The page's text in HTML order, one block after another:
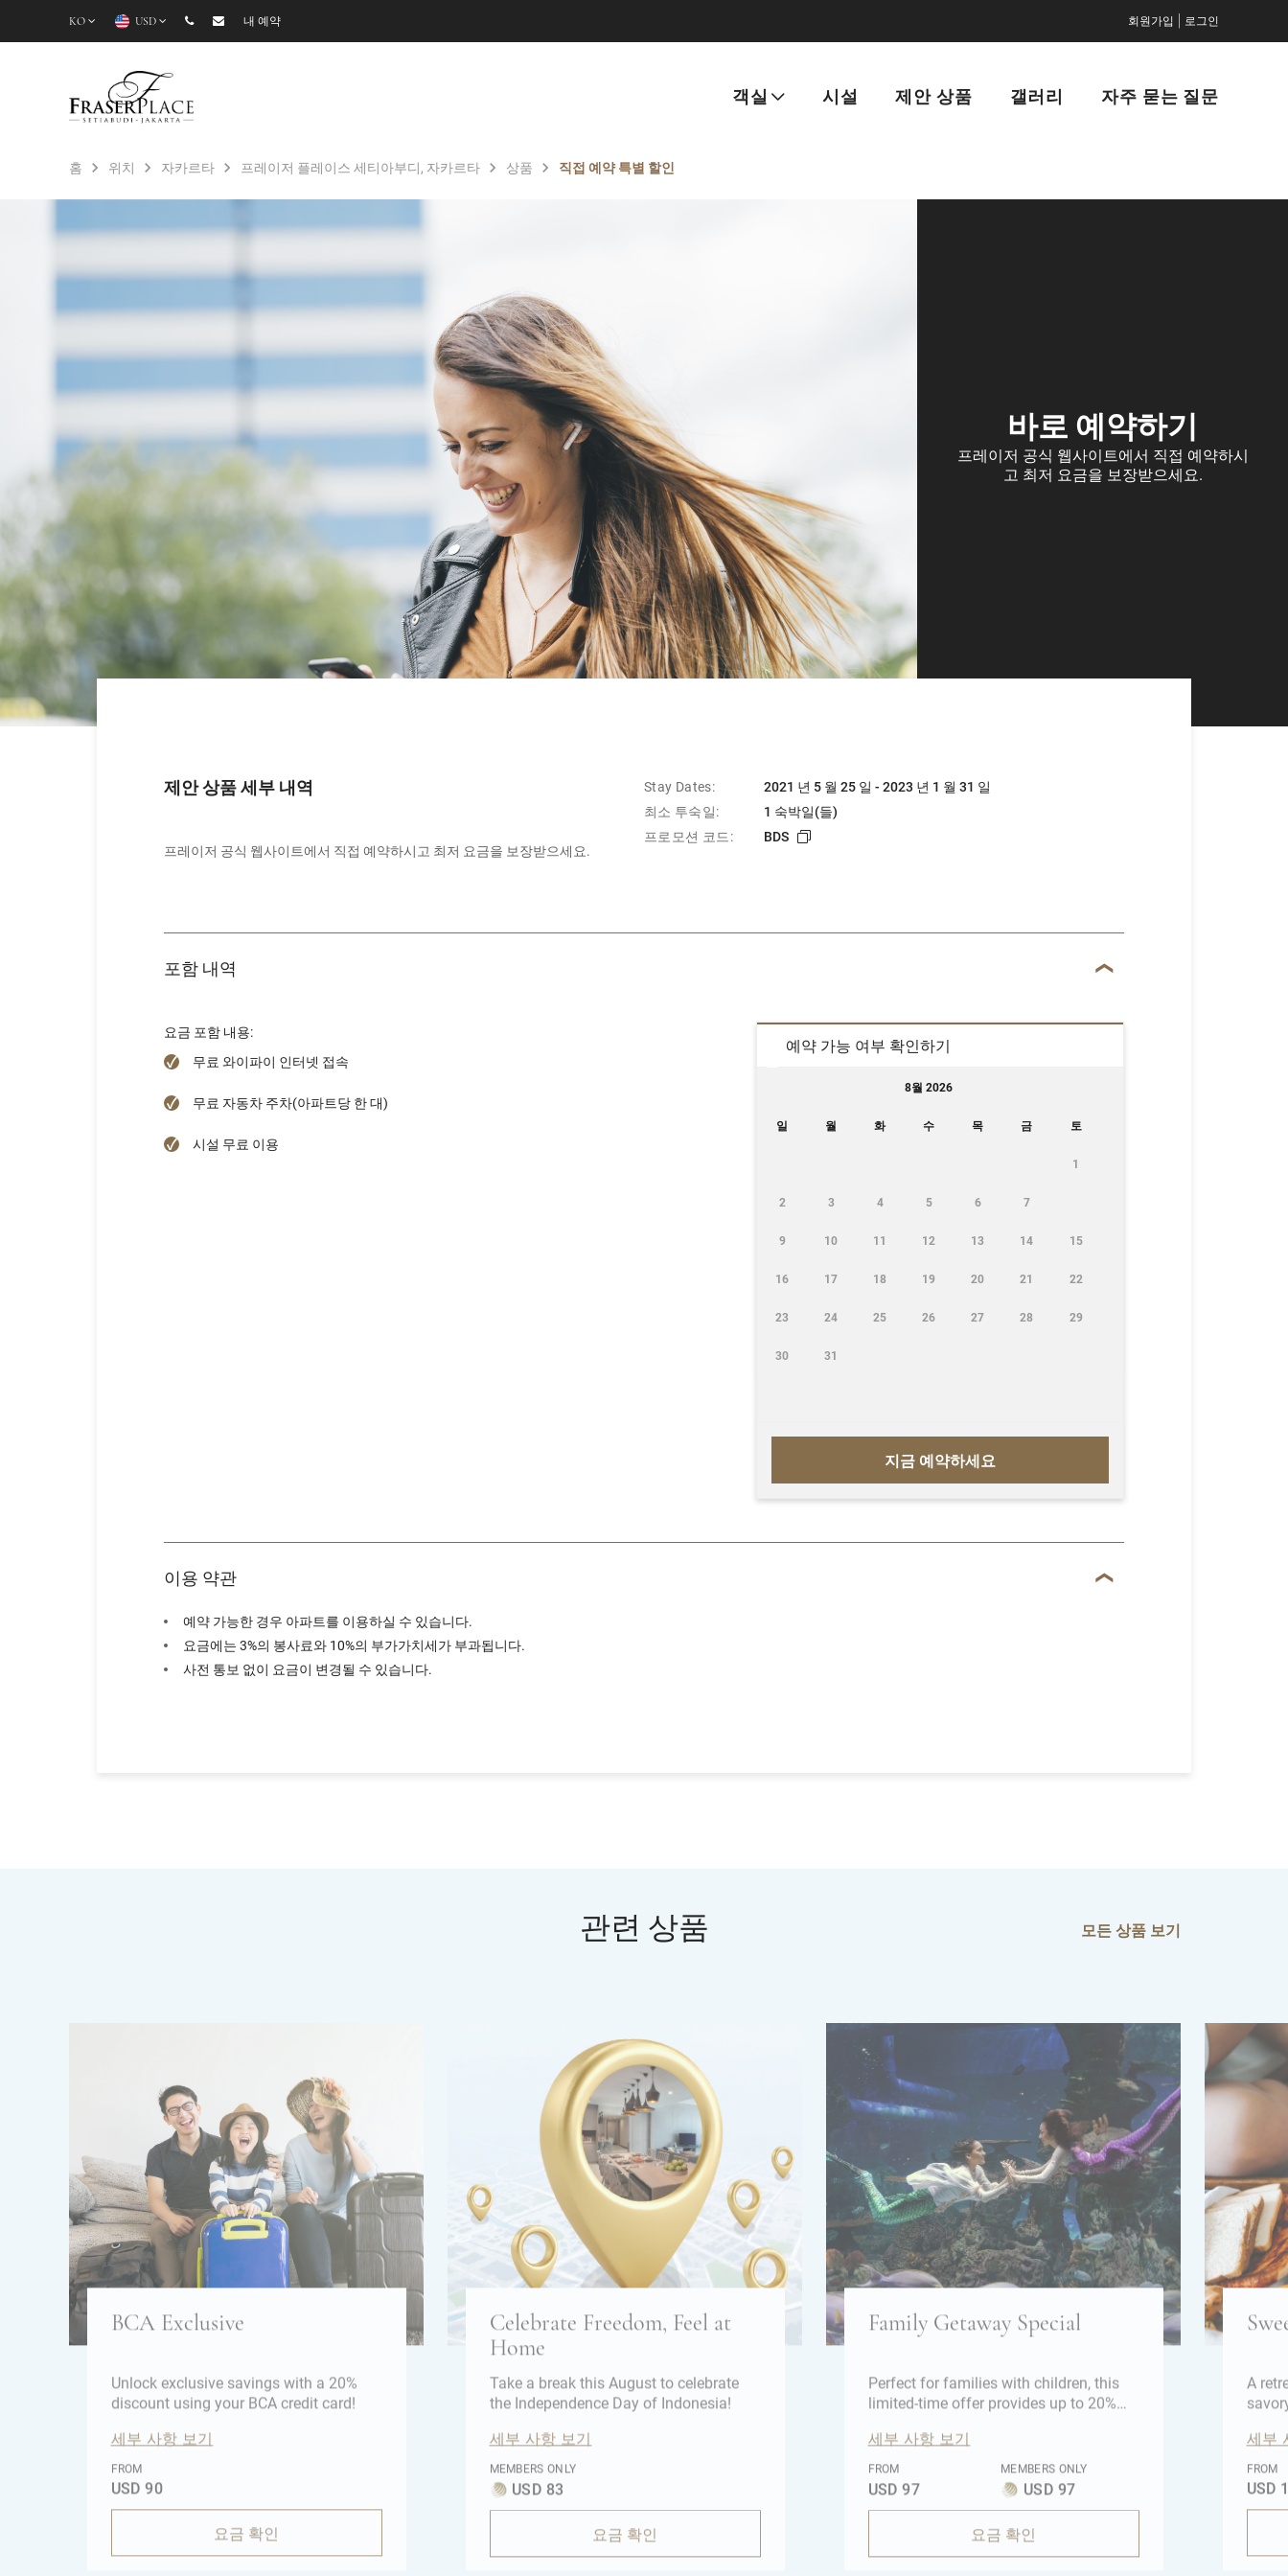
KO USD 내 예약 회원가입 로그인
객실 시설 제안 상품 갤러리 자주 묻는 질문
홈 위치 자카르타 프레이저 플레이스 세티아부디, 자카르타 상품 직접 예약 특별 할인
바로 예약하기
프레이저 공식 웹사이트에서 직접 예약하시
고 최저 요금을 보장받으세요.
제안 상품 세부 내역
프레이저 공식 웹사이트에서 직접 예약하시고 최저 요금을 보장받으세요.
Stay Dates:
2021 년 5 월 25 일 - 2023 년 1 월 31 일
최소 투숙일:
1 숙박일(들)
프로모션 코드:
BDS
포함 내역
요금 포함 내용:
무료 와이파이 인터넷 접속
무료 자동차 주차(아파트당 한 대)
시설 무료 이용
예약 가능 여부 확인하기
지금 예약하세요
8월 2026
일 월 화 수 목 금 토
1
2 3 4 5 6 7
9 10 11 12 13 14 15
16 17 18 19 20 21 22
23 24 25 26 27 28 29
30 31
이용 약관
예약 가능한 경우 아파트를 이용하실 수 있습니다.
요금에는 3%의 봉사료와 10%의 부가가치세가 부과됩니다.
사전 통보 없이 요금이 변경될 수 있습니다.
관련 상품 모든 상품 보기
BCA Exclusive
세부 사항 보기
FROM
Celebrate Freedom, Feel at
Home
Take a break this August to celebrate
세부 사항 보기
MEMBERS ONLY
Family Getaway Special
off BFR combines spacious comfort,
fun, and memorable moments!
세부 사항 보기
FROM
요금 확인
세부
FROM